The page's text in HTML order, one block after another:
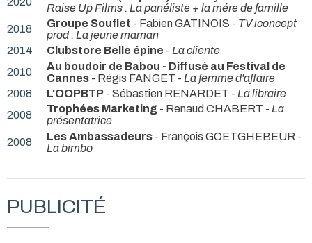
Raise Up Films . La panéliste + la mére de famille
2018
Groupe Souflet - Fabien GATINOIS - TV iconcept
prod . La jeune maman
2014
Clubstore Belle épine - La cliente
2010
Au boudoir de Babou - Diffusé au Festival de
Cannes - Régis FANGET - La femme d'affaire
2008
L'OOPBTP - Sébastien RENARDET - La libraire
2008
Trophées Marketing - Renaud CHABERT - La
présentatrice
2008
Les Ambassadeurs - François GOETGHEBEUR -
La bimbo
PUBLICITÉ